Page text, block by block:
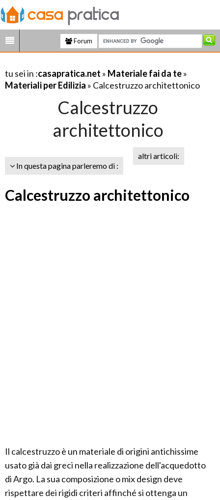
Forum
tu sei in :casapratica.net » Materiale fai da te»
Materiali per Edilizia » Calcestruzzo architettonico
Calcestruzzo
architettonico
In questa pagina parleremo di :
altri articoli:
Calcestruzzo architettonico
Il calcestruzzo è un materiale di origini antichissime
usato già dai greci nella realizzazione dell'acquedotto
di Argo. La sua composizione o mix design deve
rispettare dei rigidi criteri affinché si ottenga un